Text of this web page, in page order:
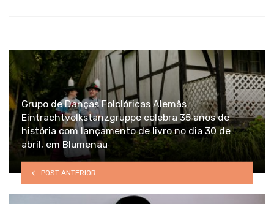
Grupo de Danças Folclóricas Alemãs
Eintrachtvolkstanzgruppe celebra 35 anos de
história com lançamento de livro no dia 30 de
abril, em Blumenau
POST ANTERIOR